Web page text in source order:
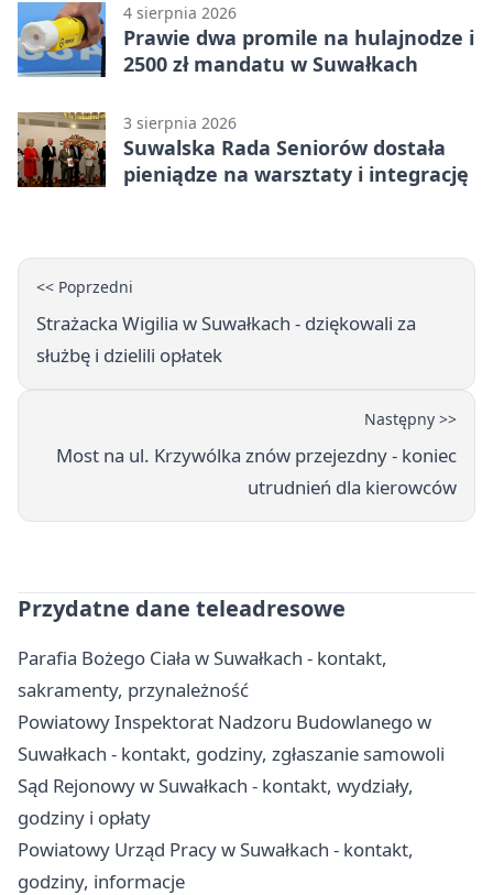
4 sierpnia 2026
Prawie dwa promile na hulajnodze i
2500 zł mandatu w Suwałkach
3 sierpnia 2026
Suwalska Rada Seniorów dostała
pieniądze na warsztaty i integrację
<< Poprzedni
Strażacka Wigilia w Suwałkach - dziękowali za
służbę i dzielili opłatek
Następny >>
Most na ul. Krzywólka znów przejezdny - koniec
utrudnień dla kierowców
Przydatne dane teleadresowe
Parafia Bożego Ciała w Suwałkach - kontakt,
sakramenty, przynależność
Powiatowy Inspektorat Nadzoru Budowlanego w
Suwałkach - kontakt, godziny, zgłaszanie samowoli
Sąd Rejonowy w Suwałkach - kontakt, wydziały,
godziny i opłaty
Powiatowy Urząd Pracy w Suwałkach - kontakt,
godziny, informacje